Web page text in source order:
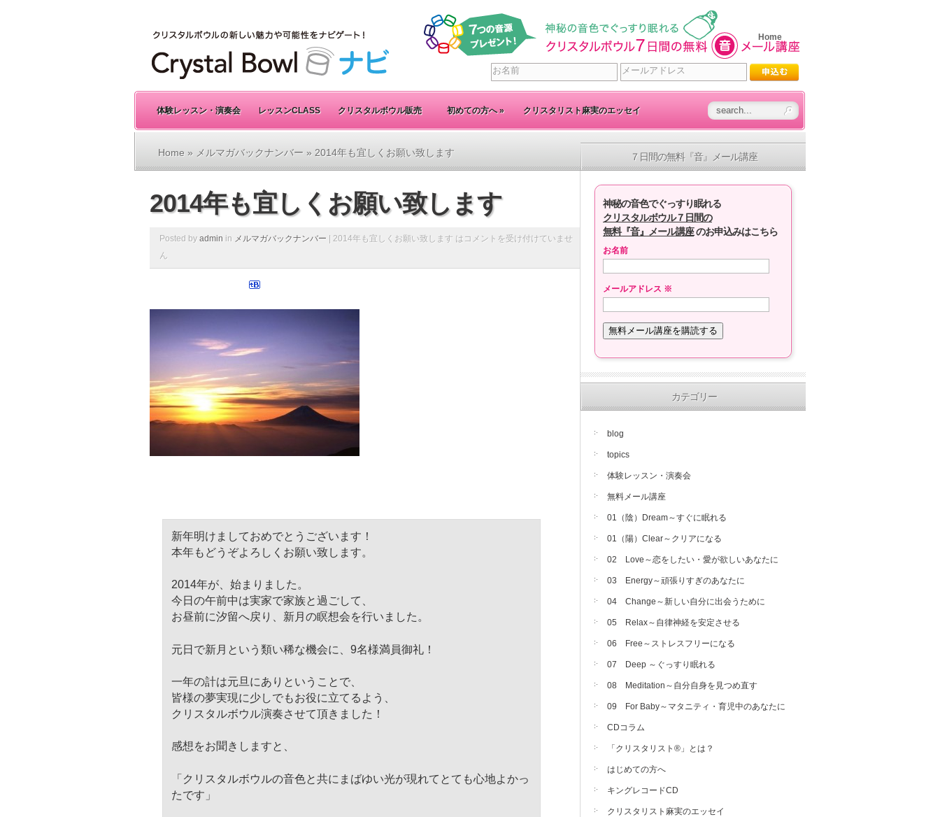
Home
体験レッスン・演奏会 レッスンCLASS クリスタルボウル販売 初めての方へ» クリスタリスト麻実のエッセイ
Home » メルマガバックナンバー » 2014年も宜しくお願い致します
2014年も宜しくお願い致します
Posted by admin in メルマガバックナンバー 2014年も宜しくお願い致します は コメントを受け付けていませ
ん
新年明けましておめでとうございます！
本年もどうぞよろしくお願い致します。
2014年が、始まりました。
今日の午前中は実家で家族と過ごして、
お昼前に汐留へ戻り、新月の瞑想会を行いました。
元日で新月という類い稀な機会に、9名様満員御礼！
一年の計は元旦にありということで、
皆様の夢実現に少しでもお役に立てるよう、
クリスタルボウル演奏させて頂きました！
感想をお聞きしますと、
「 クリスタルボウルの音色と共にまばゆい光が現れてとても心地よかっ
たです」
７日間の無料『音』メール講座
神秘の音色でぐっすり眠れる
クリスタルボウル７日間の
無料『音』メール講座のお申込みはこちら
お名前
メールアドレス ※
カテゴリー
blog
topics
体験レッスン・演奏会
無料メール講座
01（陰）Dream～すぐに眠れる
01（陽）Clear～クリアになる
02 Love～恋をしたい・愛が欲しいあなたに
03 Energy～頑張りすぎのあなたに
04 Change～新しい自分に出会うために
05 Relax～自律神経を安定させる
06 Free～ストレスフリーになる
07 Deep ～ぐっすり眠れる
08 Meditation～自分自身を見つめ直す
09 For Baby～マタニティ・育児中のあなたに
CDコラム
「クリスタリスト®」とは？
はじめての方へ
キングレコードCD
クリスタリスト麻実のエッセイ